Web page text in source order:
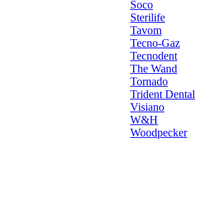
Soco
Sterilife
Tavom
Tecno-Gaz
Tecnodent
The Wand
Tornado
Trident Dental
Visiano
W&H
Woodpecker